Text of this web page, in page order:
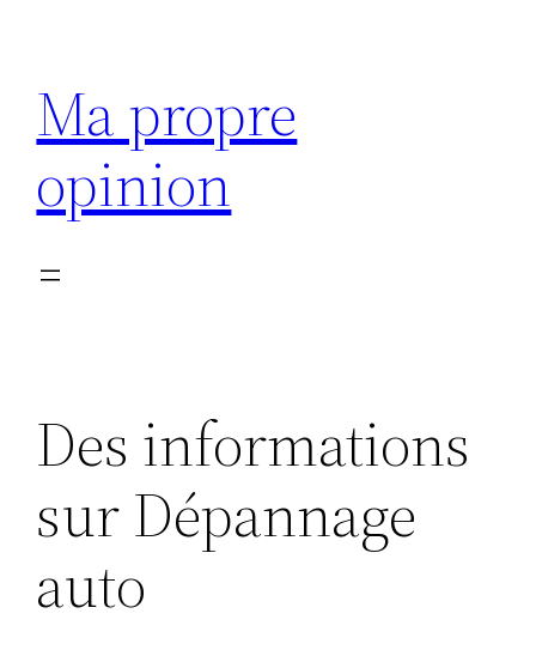
contenu
Ma propre
opinion
Des informations
sur Dépannage
auto